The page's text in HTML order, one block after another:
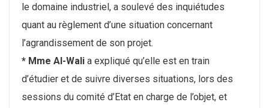
le domaine industriel, a soulevé des inquiétudes
quant au règlement d’une situation concernant
l’agrandissement de son projet.
* Mme Al-Wali a expliqué qu’elle est en train
d’étudier et de suivre diverses situations, lors des
sessions du comité d’Etat en charge de l’objet, et